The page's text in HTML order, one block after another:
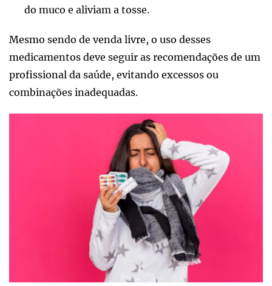
do muco e aliviam a tosse.
Mesmo sendo de venda livre, o uso desses
medicamentos deve seguir as recomendações de um
profissional da saúde, evitando excessos ou
combinações inadequadas.